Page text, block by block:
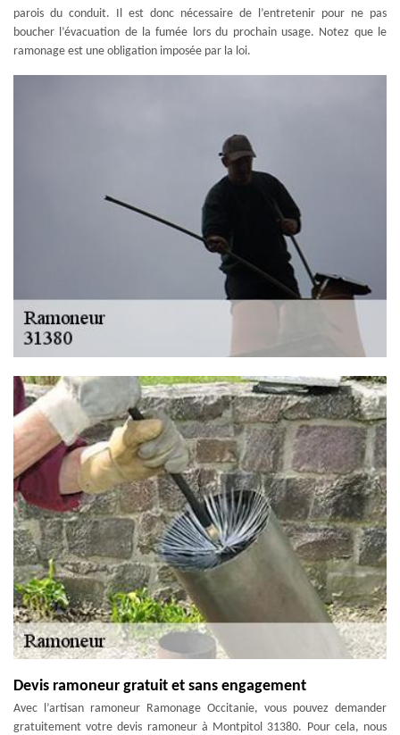
parois du conduit. Il est donc nécessaire de l’entretenir pour ne pas
boucher l’évacuation de la fumée lors du prochain usage. Notez que le
ramonage est une obligation imposée par la loi.
Devis ramoneur gratuit et sans engagement
Avec l’artisan ramoneur Ramonage Occitanie, vous pouvez demander
gratuitement votre devis ramoneur à Montpitol 31380. Pour cela, nous